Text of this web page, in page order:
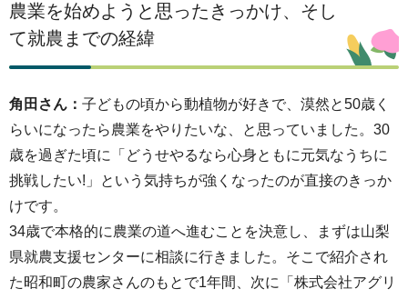
農業を始めようと思ったきっかけ、そし
て就農までの経緯
角田さん： 子どもの頃から動植物が好きで、漠然と50歳く
らいになったら農業をやりたいな、と思っていました。30
歳を過ぎた頃に「どうせやるなら心身ともに元気なうちに
挑戦したい!」という気持ちが強くなったのが直接のきっか
けです。
34歳で本格的に農業の道へ進むことを決意し、まずは山梨
県就農支援センターに相談に行きました。そこで紹介され
た昭和町の農家さんのもとで1年間、次に「株式会社アグリ